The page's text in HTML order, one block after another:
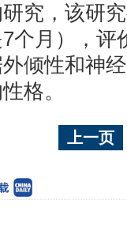
究，该研
个月），评
倾性和神
格。
上一页